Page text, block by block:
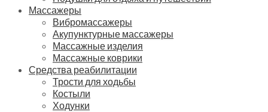
Массажеры
Вибромассажеры
Акупунктурные массажеры
Массажные изделия
Массажные коврики
Средства реабилитации
Трости для ходьбы
Костыли
Ходунки